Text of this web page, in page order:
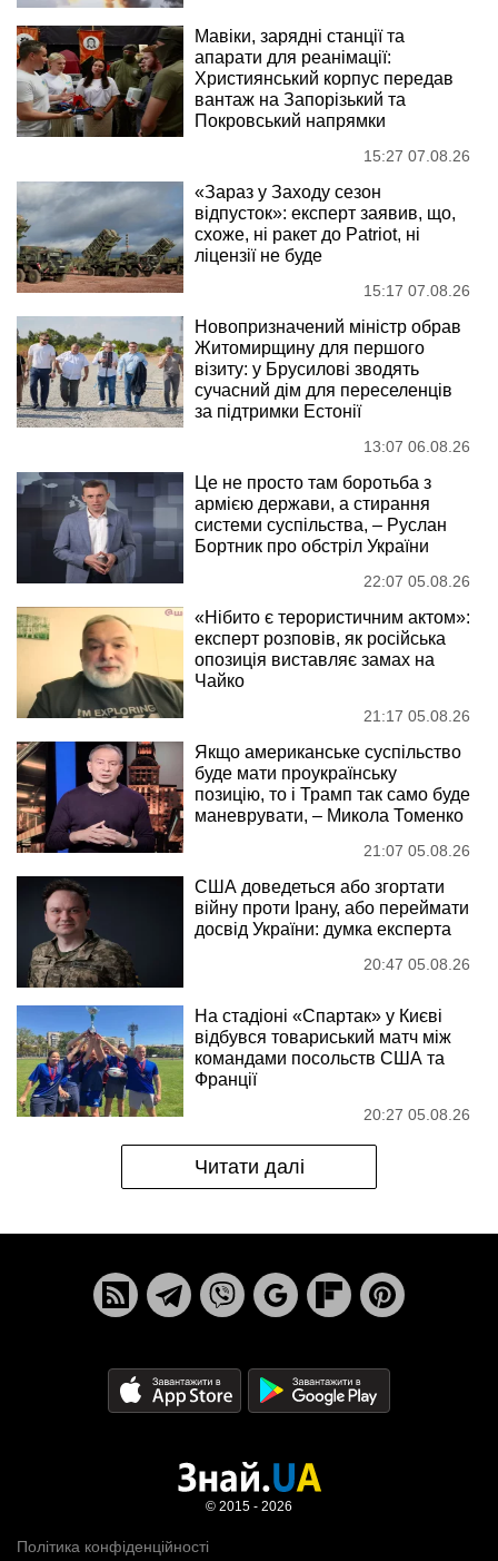
Мавіки, зарядні станції та
апарати для реанімації:
Християнський корпус передав
вантаж на Запорізький та
Покровський напрямки
15:27 07.08.26
«Зараз у Заходу сезон
відпусток»: експерт заявив, що,
схоже, ні ракет до Patriot, ні
ліцензії не буде
15:17 07.08.26
Новопризначений міністр обрав
Житомирщину для першого
візиту: у Брусилові зводять
сучасний дім для переселенців
за підтримки Естонії
13:07 06.08.26
Це не просто там боротьба з
армією держави, а стирання
системи суспільства, – Руслан
Бортник про обстріл України
22:07 05.08.26
«Нібито є терористичним актом»:
експерт розповів, як російська
опозиція виставляє замах на
Чайко
21:17 05.08.26
Якщо американське суспільство
буде мати проукраїнську
позицію, то і Трамп так само буде
маневрувати, – Микола Томенко
21:07 05.08.26
США доведеться або згортати
війну проти Ірану, або переймати
досвід України: думка експерта
20:47 05.08.26
На стадіоні «Спартак» у Києві
відбувся товариський матч між
командами посольств США та
Франції
20:27 05.08.26
Читати далі
Політика конфіденційності
© 2015 - 2026